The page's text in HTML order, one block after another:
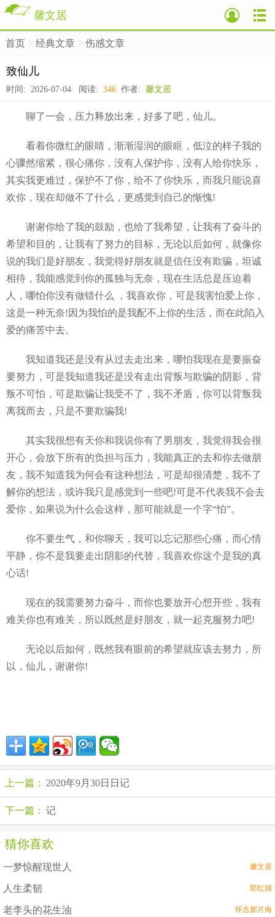
馨文居
首页 经典文章 伤感文章
致仙儿
时间: 2026-07-04 阅读: 346 作者: 馨文居
聊了一会，压力释放出来，好多了吧，仙儿。
看着你微红的眼睛，渐渐湿润的眼眶，低泣的样子我的
心骤然缩紧，很心痛你，没有人保护你，没有人给你快乐，
其实我更难过，保护不了你，给不了你快乐，而我只能说喜
欢你，现在却做不了什么，更感觉到自己的惭愧!
谢谢你给了我的鼓励，也给了我希望，让我有了奋斗的
希望和目的，让我有了努力的目标，无论以后如何，就像你
说的我们是好朋友，我觉得好朋友就是信任没有欺骗，坦诚
相待，我能感觉到你的孤独与无奈，现在生活总是压迫着
人，哪怕你没有做错什么 ，我喜欢你，可是我害怕爱上你，
这是一种无奈!因为我怕的是我配不上你的生活，而在此陷入
爱的痛苦中去。
我知道我还是没有从过去走出来，哪怕我现在是要振奋
要努力，可是我知道我还是没有走出背叛与欺骗的阴影，背
叛不可怕，可是欺骗让我受不了，我不矛盾，你可以背叛我
离我而去，只是不要欺骗我!
其实我很想有天你和我说你有了男朋友，我觉得我会很
开心，会放下所有的负担与压力，我能真正的去和你去做朋
友，我不知道我为何会有这种想法，可是却很清楚，我不了
解你的想法，或许我只是感觉到一些吧!可是不代表我不会去
爱你，如果说为什么会这样，那可能就是一个字“怕”。
你不要生气，和你聊天，我可以忘记那些心痛，而心情
平静，你不是我要走出阴影的代替，我喜欢你这个是我的真
心话!
现在的我需要努力奋斗，而你也要放开心想开些，我有
难关你也有难关，所以既然是好朋友，就一起克服努力吧!
无论以后如何，既然我有眼前的希望就应该去努力，所
以，仙儿，谢谢你!
上一篇： 2020年9月30日日记
下一篇： 记
猜你喜欢
一梦惊醒现世人 馨文居
人生柔韧 郭红娟
老李头的花生油 怀念那片海